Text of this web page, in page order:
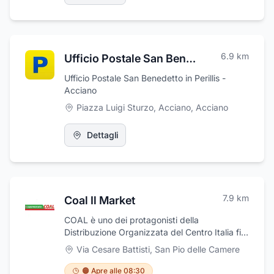
valorizzare al massimo ogni fiore utilizzato.
visionare, progettare e realizzare ogni genere
di lapide e monumento cimiteriale. Il personale
vi consiglierà e seguirà nelle vostre scelte in
questo delicato momento.
Ufficio Postale San Benedetto in Perillis 6.9 km
Ufficio Postale San Benedetto in Perillis -
Acciano
Piazza Luigi Sturzo, Acciano, Acciano
Dettagli
Coal Il Market 7.9 km
COAL è uno dei protagonisti della
Distribuzione Organizzata del Centro Italia fin
dagli anni 60. Indissolubilmente legata al
territorio e quindi più che mai vicina alle
esigenze dei consumatori, COAL ha trovato
Via Cesare Battisti, San Pio delle Camere
🟠 Apre alle 08:30